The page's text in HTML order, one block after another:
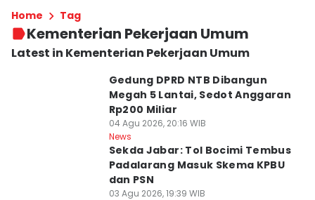
Home Tag
Kementerian Pekerjaan Umum
Latest in Kementerian Pekerjaan Umum
Gedung DPRD NTB Dibangun
Megah 5 Lantai, Sedot Anggaran
Rp200 Miliar
04 Agu 2026, 20:16 WIB
News
Sekda Jabar: Tol Bocimi Tembus
Padalarang Masuk Skema KPBU
dan PSN
03 Agu 2026, 19:39 WIB